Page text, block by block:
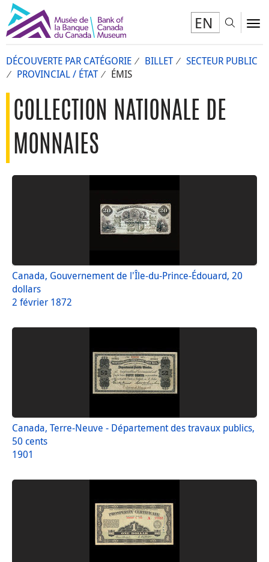
EN
DÉCOUVERTE PAR CATÉGORIE BILLET
SECTEUR PUBLIC
PROVINCIAL / ÉTAT
ÉMIS
COLLECTION NATIONALE DE
MONNAIES
Canada, Gouvernement de l'Île-du-Prince-Édouard, 20
dollars
2 février 1872
Canada, Terre-Neuve - Département des travaux publics,
50 cents
1901